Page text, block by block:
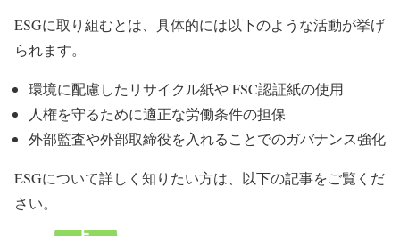
ESGに取り組むとは、具体的には以下のような活動が挙げ
られます。
環境に配慮したリサイクル紙や FSC認証紙の使用
人権を守るために適正な労働条件の担保
外部監査や外部取締役を入れることでのガバナンス強化
ESGについて詳しく知りたい方は、以下の記事をご覧くだ
さい。